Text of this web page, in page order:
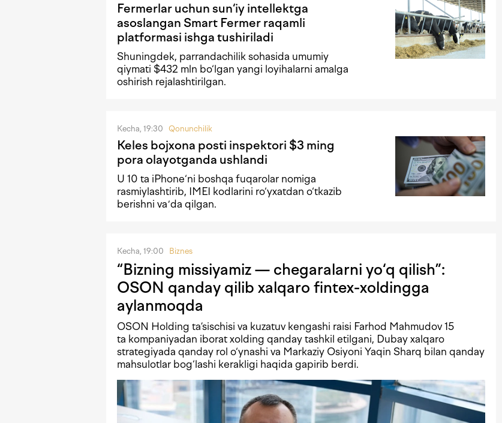
Fermerlar uchun sun‘iy intellektga
asoslangan Smart Fermer raqamli
platformasi ishga tushiriladi
Shuningdek, parrandachilik sohasida umumiy
qiymati $432 mln bo‘lgan yangi loyihalarni amalga
oshirish rejalashtirilgan.
Kecha, 19:30 Qonunchilik
Keles bojxona posti inspektori $3 ming
pora olayotganda ushlandi
U 10 ta iPhone‘ni boshqa fuqarolar nomiga
rasmiylashtirib, IMEI kodlarini ro‘yxatdan o‘tkazib
berishni vaʼda qilgan.
Kecha, 19:00 Biznes
“Bizning missiyamiz — chegaralarni yo‘q qilish”:
OSON qanday qilib xalqaro fintex-xoldingga
aylanmoqda
OSON Holding ta’sischisi va kuzatuv kengashi raisi Farhod Mahmudov 15
ta kompaniyadan iborat xolding qanday tashkil etilgani, Dubay xalqaro
strategiyada qanday rol o‘ynashi va Markaziy Osiyoni Yaqin Sharq bilan qanday
mahsulotlar bog‘lashi kerakligi haqida gapirib berdi.